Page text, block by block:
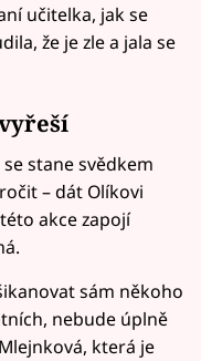
učitelka, jak se
že je zle a jala se
stane svědkem
– dát Olíkovi
akce zapojí
sám někoho
nebude úplně
která je